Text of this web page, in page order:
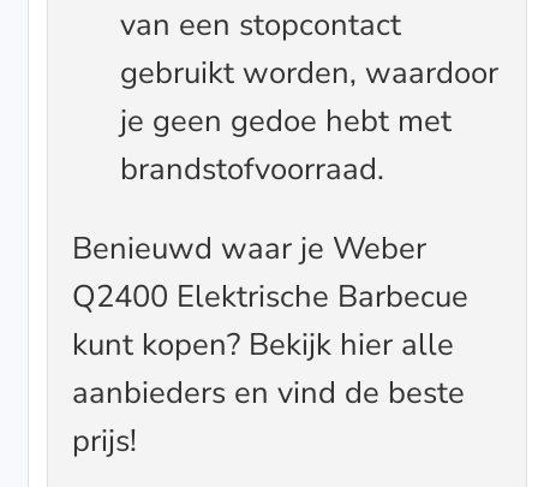
van een stopcontact
gebruikt worden, waardoor
je geen gedoe hebt met
brandstofvoorraad.
Benieuwd waar je Weber
Q2400 Elektrische Barbecue
kunt kopen? Bekijk hier alle
aanbieders en vind de beste
prijs!